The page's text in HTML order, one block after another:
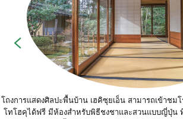
โถงการแสดงศิลปะพื้นบ้าน เฮคิซุยเอ็น สามารถเข้าชม
โทโฮคุได้ฟรี มีห้องสำหรับพิธีชงชาและสวนแบบญี่ปุ่น